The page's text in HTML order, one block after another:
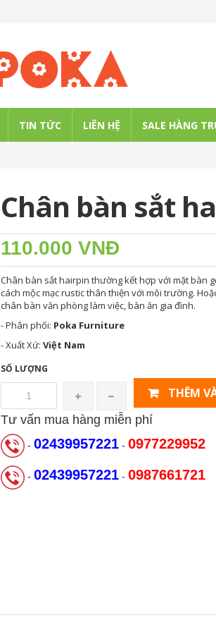
TIN TỨC LIÊN HỆ SALE HÀNG
Chân bàn sắt
110.000 VNĐ
Chân bàn sắt hairpin thường kết hợp với mặt bàn
cách mộc mạc rustic thân thiện với môi trường.
chân bàn văn phòng làm việc, bàn ăn gia đình.
- Phân phối: Poka Furniture
- Xuất Xứ: Việt Nam
SỐ LƯỢNG
THÊM
Tư vấn mua hàng miễn phí
- 02439957221- 0977229952
- 02439957221- 0987661721